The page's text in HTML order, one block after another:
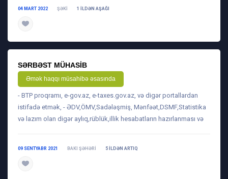
04 MART 2022 ŞƏKI 1 ILDƏN AŞAĞI
SƏRBƏST MÜHASIB
Əmək haqqı müsahibə əsasında
- BTP proqramı, e-gov.az, e-taxes.gov.az, və digər portallardan
istifadə etmək, - ƏDV,ÖMV,Sadələşmiş, Mənfəət,DSMF,Statistika
və lazım olan digər aylıq,rüblük,illik hesabatların hazırlanması və
09 SENTYABR 2021 BAKI ŞƏHƏRI 5 ILDƏN ARTIQ